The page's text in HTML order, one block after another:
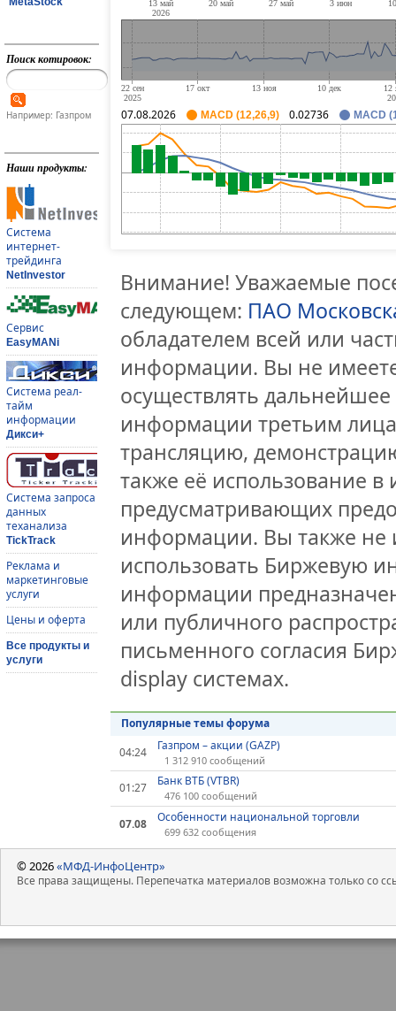
Поиск котировок:
Например: Газпром
Наши продукты:
Система
интернет-
трейдинга
NetInvestor
Сервис
EasyMANi
Система реал-
тайм
информации
Дикси+
Система запроса
данных
теханализа
TickTrack
Реклама и
маркетинговые
услуги
Цены и оферта
Все продукты и
услуги
07.08.2026 MACD (12,26,9) 0.02736 MACD
Внимание! Уважаемые
следующем: ПАО
обладателем всей или
информации. Вы не
осуществлять
информации третьим
трансляцию,
также её использование
предусматривающих
информации. Вы также не
использовать Биржевую
информации
или публичного
письменного согласия
display системах.
Популярные темы форума
04:24
Газпром – акции (GAZP)
1 312 910 сообщений
01:27 Банк ВТБ (VTBR)
476 100 сообщений
07.08 Особенности национальной торговли
699 632 сообщения
© 2026«МФД-ИнфоЦентр»
Все права защищены. Перепечатка материалов возможна только со